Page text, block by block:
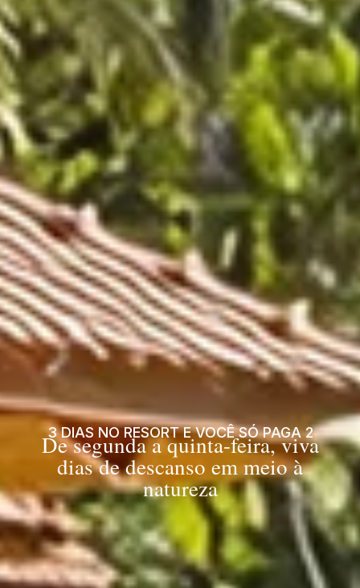
3 DIAS NO RESORT E VOCÊ SÓ PAGA 2
De segunda a quinta-feira, viva
dias de descanso em meio à
natureza